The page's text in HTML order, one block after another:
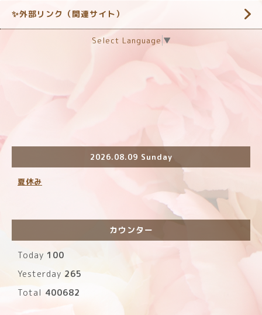
✨外部リンク（関連サイト）
Select Language ▼
2026.08.09 Sunday
夏休み
カウンター
Today 100
Yesterday 265
Total 400682